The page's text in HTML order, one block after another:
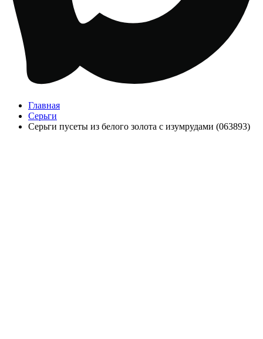
Главная
Серьги
Серьги пусеты из белого золота с изумрудами (063893)